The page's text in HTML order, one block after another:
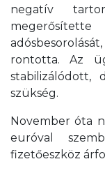
negatív
rontotta. Az
stabilizálódott,
szükség.
November óta
euróval
fizetőeszköz